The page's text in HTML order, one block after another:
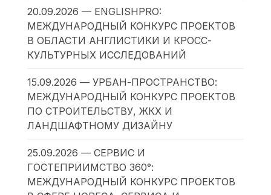
20.09.2026 — ENGLISHPRO:
МЕЖДУНАРОДНЫЙ КОНКУРС ПРОЕКТОВ
В ОБЛАСТИ АНГЛИСТИКИ И КРОСС-
КУЛЬТУРНЫХ ИССЛЕДОВАНИЙ
15.09.2026 — УРБАН-ПРОСТРАНСТВО:
МЕЖДУНАРОДНЫЙ КОНКУРС ПРОЕКТОВ
ПО СТРОИТЕЛЬСТВУ, ЖКХ И
ЛАНДШАФТНОМУ ДИЗАЙНУ
25.09.2026 — СЕРВИС И
ГОСТЕПРИИМСТВО 360°:
МЕЖДУНАРОДНЫЙ КОНКУРС ПРОЕКТОВ